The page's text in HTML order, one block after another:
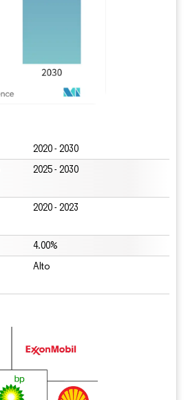
2020 - 2030
2025 - 2030
2020 - 2023
4.00%
Alto